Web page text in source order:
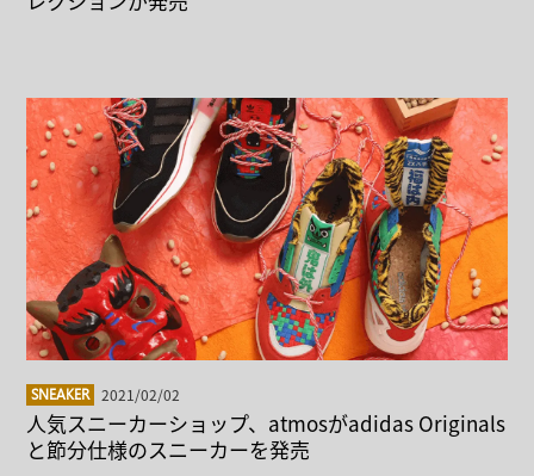
SNEAKER 2021/02/02
人気スニーカーショップ、atmosがadidas Originals
と節分仕様のスニーカーを発売